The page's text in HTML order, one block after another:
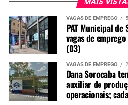
VAGAS DE EMPREGO
PAT Municipal de
vagas de
(03)
VAGAS DE EMPREGO
Dana Sorocaba
auxiliar de
operacionais;